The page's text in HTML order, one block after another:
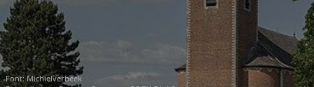
Font:Michielverbeek